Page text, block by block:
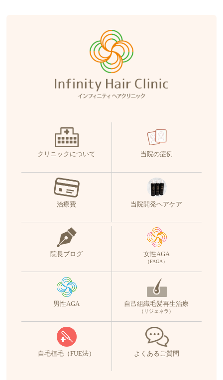
クリニックについて 当院の症例
治療費 当院開発ヘアケア
院長ブログ 女性AGA
（FAGA）
男性AGA 自己組織毛髪再生治療
（リジェネラ）
自毛植毛（FUE法） よくあるご質問